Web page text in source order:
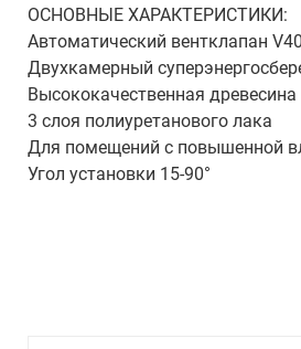
ОСНОВНЫЕ ХАРАКТЕРИСТИКИ:
Автоматический вентклапан
Двухкамерный
Высококачественная
3 слоя полиуретанового лака
Для помещений с повышенной
Угол установки 15-90°